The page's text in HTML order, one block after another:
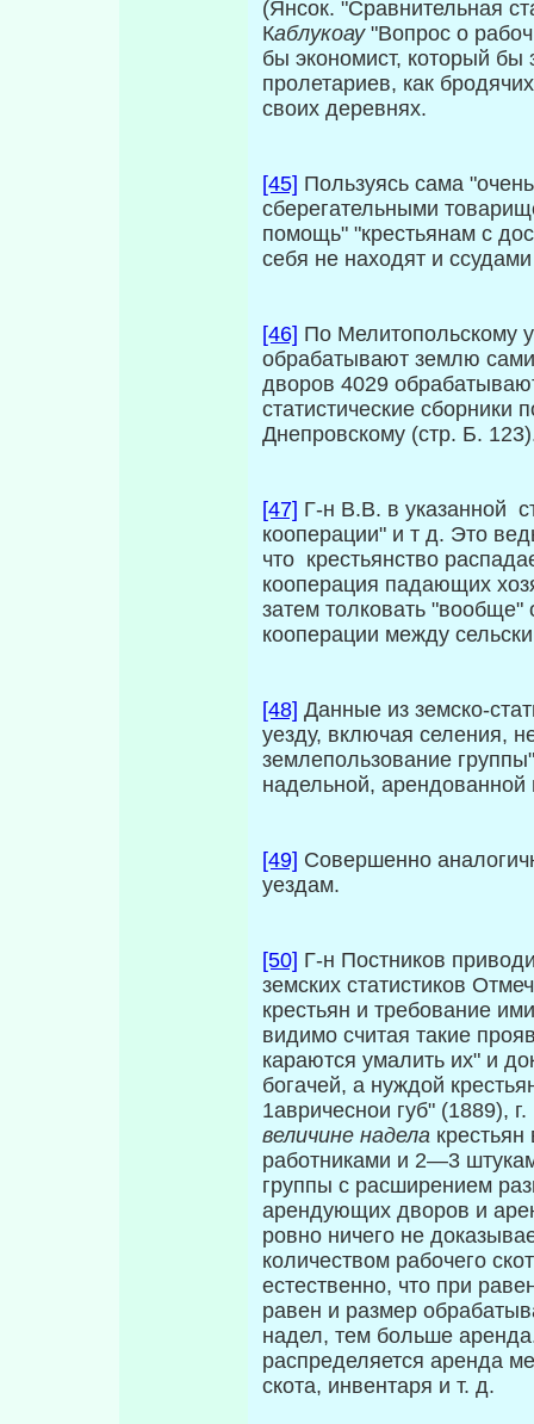
(Янсок. "Сравнительная
Каблукоау"Вопрос о
бы экономист, который
пролетариев, как
своих деревнях.
[45] Пользуясь сама
сберегательными
помощь" "крестьянам с
себя не находят и
[46] По Мелитопольскому
обрабатывают землю
дворов 4029
статистические сборники
Днепровскому (стр. Б.
[47] Г-н В.В. в указанной
кооперации" и т д. Это
что крестьянство
кооперация падающих
затем толковать
кооперации между
[48] Данные из земско-
уезду, включая селения,
землепользование
надельной, арендованной
[49] Совершенно
уездам.
[50] Г-н Постников
земских статистиков
крестьян и требование
видимо считая такие
караются умалить их" и
богачей, а нуждой
1авричеснои губ" (1889),
величине надела крестьян
работниками и 2—3
группы с расширением
арендующих дворов и
ровно ничего не
количеством рабочего
естест­венно, что при
равен и размер
надел, тем больше
распределяется аренда
скота, инвентаря и т. д.